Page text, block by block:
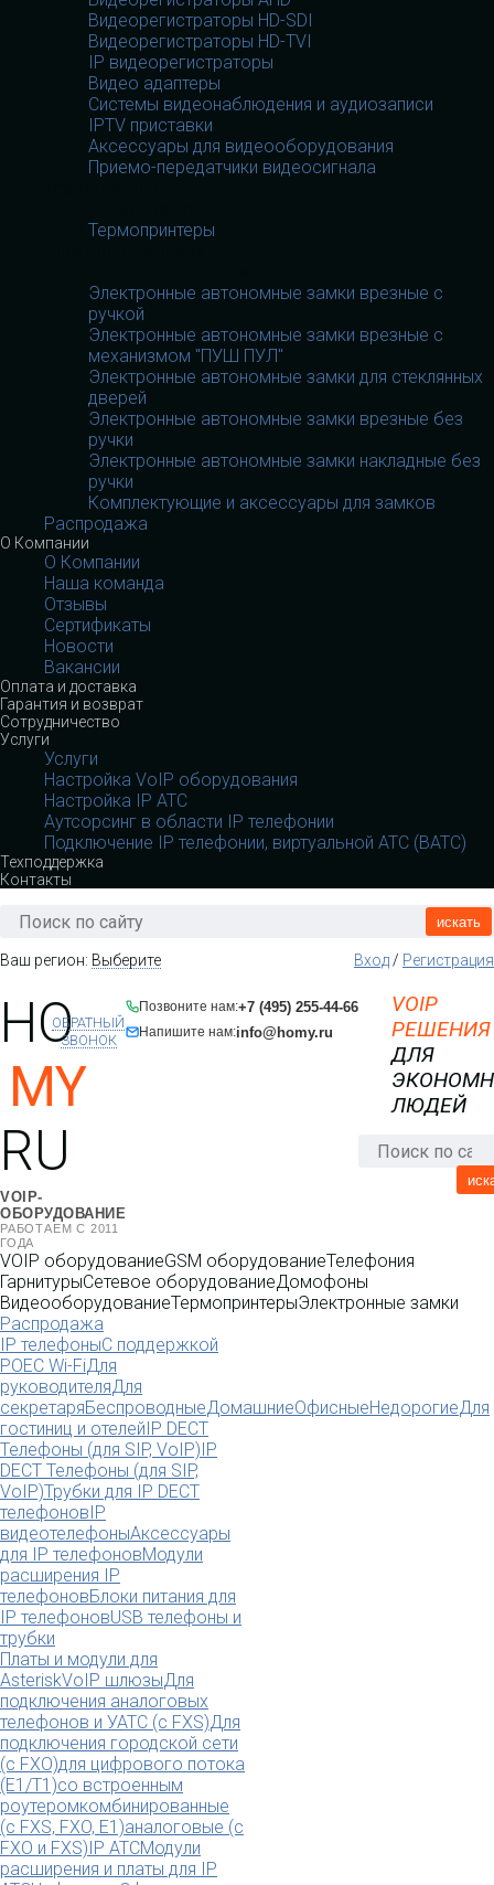
Видеорегистраторы HD-SDI
Видеорегистраторы HD-TVI
IP видеорегистраторы
Видео адаптеры
Системы видеонаблюдения и аудиозаписи
IPTV приставки
Аксессуары для видеооборудования
Приемо-передатчики видеосигнала
Термопринтеры
Электронные автономные замки врезные с
ручкой
Электронные автономные замки врезные с
механизмом "ПУШ ПУЛ"
Электронные автономные замки для стеклянных
дверей
Электронные автономные замки врезные без
ручки
Электронные автономные замки накладные без
ручки
Комплектующие и аксессуары для замков
Распродажа
О Компании
О Компании
Наша команда
Отзывы
Сертификаты
Новости
Вакансии
Оплата и доставка
Гарантия и возврат
Сотрудничество
Услуги
Услуги
Настройка VoIP оборудования
Настройка IP АТС
Аутсорсинг в области IP телефонии
Подключение IP телефонии, виртуальной АТС (ВАТС)
Техподдержка
Контакты
искать
Ваш регион: Выберите Вход/ Регистрация
HO
MY
RU
VOIP-
ОБОРУДОВАНИЕ
РАБОТАЕМ С 2011
ГОДА
Позвоните нам:+7 (495) 255-44-66
Напишите нам:info@homy.ru
ОБРАТНЫЙ
ЗВОНОК
VOIP
РЕШЕНИЯ
ДЛЯ
ЛЮДЕЙ
VOIP оборудованиеGSM оборудованиеТелефония
ГарнитурыСетевое оборудованиеДомофоны
ВидеооборудованиеТермопринтерыЭлектронные замки
Распродажа
IP телефоныС поддержкой
POEC Wi-FiДля
руководителяДля
секретаряБеспроводныеДомашниеОфисныеНедорогиеДля
гостиниц и отелейIP DECT
Телефоны (для SIP, VoIP)IP
DECT Телефоны (для SIP,
VoIP)Трубки для IP DECT
телефоновIP
видеотелефоныАксессуары
для IP телефоновМодули
расширения IP
телефоновБлоки питания для
IP телефоновUSB телефоны и
трубки
Платы и модули для
AsteriskVoIP шлюзыДля
подключения аналоговых
телефонов и УАТС (с FXS)Для
подключения городской сети
(с FXO)для цифрового потока
(E1/T1)со встроенным
роутеромкомбинированные
(c FXS, FXO, E1)аналоговые (с
FXO и FXS)IP АТСМодули
расширения и платы для IP